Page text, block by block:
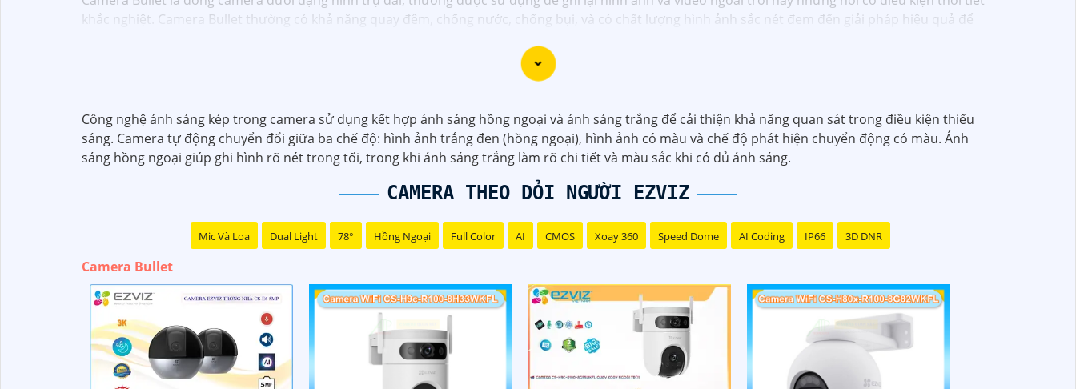
khắc nghiệt. Camera Bullet thường có khả năng quay đêm, chống nước, chống bụi, và có chất lượng hình ảnh sắc nét đem đến giải pháp hiệu quả để
Công nghệ ánh sáng kép trong camera sử dụng kết hợp ánh sáng hồng ngoại và ánh sáng trắng để cải thiện khả năng quan sát trong điều kiện thiếu
sáng. Camera tự động chuyển đổi giữa ba chế độ: hình ảnh trắng đen (hồng ngoại), hình ảnh có màu và chế độ phát hiện chuyển động có màu. Ánh
sáng hồng ngoại giúp ghi hình rõ nét trong tối, trong khi ánh sáng trắng làm rõ chi tiết và màu sắc khi có đủ ánh sáng.
CAMERA THEO DỎI NGƯỜI EZVIZ
Mic Và Loa Dual Light 78° Hồng Ngoại Full Color AI CMOS Xoay 360 Speed Dome AI Coding IP66 3D DNR
Camera Bullet